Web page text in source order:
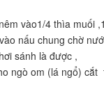
vào1/4 thìa muối
nấu chung chờ
sánh là được ,
ngò om (lá ngổ)